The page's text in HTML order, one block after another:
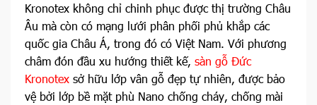
Kronotex không chỉ chinh phục được thị trường Châu
Âu mà còn có mạng lưới phân phối phủ khắp các
quốc gia Châu Á, trong đó có Việt Nam. Với phương
châm đón đầu xu hướng thiết kế, sàn gỗ Đức
Kronotex sở hữu lớp vân gỗ đẹp tự nhiên, được bảo
vệ bởi lớp bề mặt phù Nano chống cháy, chống mài